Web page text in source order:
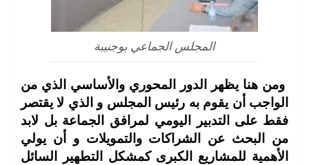
المجلس الجماعي بوجنيبة
ومن هنا يظهر الدور المحوري والأساسي الذي من
الواجب أن يقوم به رئيس المجلس و الذي لا يقتصر
فقط على التدبير اليومي لمرافق الجماعة بل لابد
من البحث عن الشراكات والتمويلات و أن يولي
الأهمية للمشاريع الكبرى كمشكل التطهير السائل